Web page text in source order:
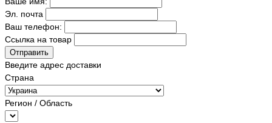
Эл. почта
Ваш телефон:
Ссылка на товар
Отправить
Введите адрес доставки
Страна
Регион / Область